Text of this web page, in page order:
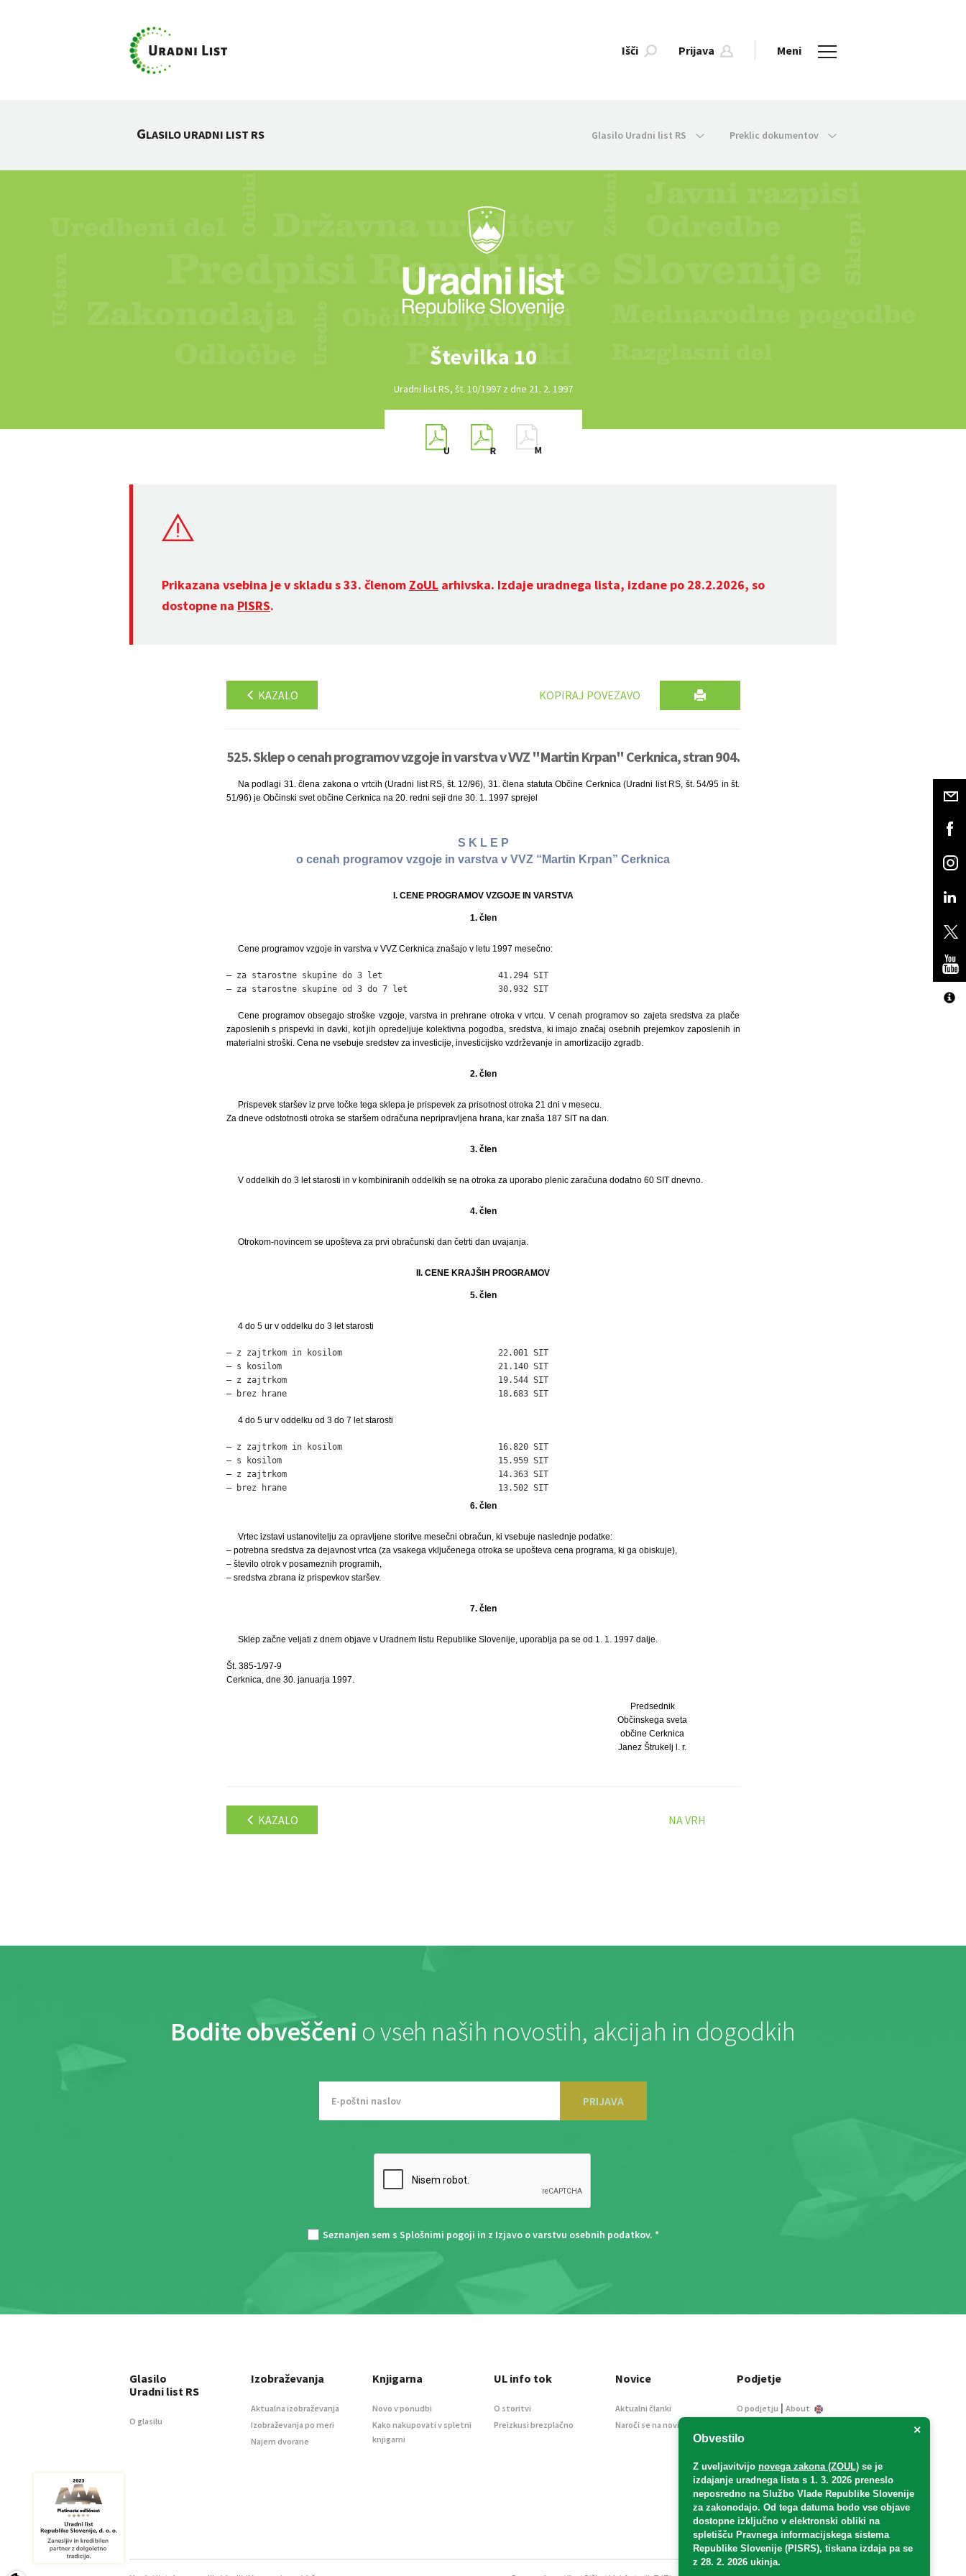
Išči Prijava Meni
GLASILO URADNI LIST RS Glasilo Uradni list RS Preklic dokumentov
Številka 10
Uradni list RS, št. 10/1997 z dne 21. 2. 1997
Prikazana vsebina je v skladu s 33. členom ZoUL arhivska. Izdaje uradnega lista, izdane po 28.2.2026, so
dostopne na PISRS.
KAZALO KOPIRAJ POVEZAVO
525. Sklep o cenah programov vzgoje in varstva v VVZ "Martin Krpan" Cerknica, stran 904.
Na podlagi 31. člena zakona o vrtcih (Uradni list RS, št. 12/96), 31. člena statuta Občine Cerknica (Uradni list RS, št. 54/95 in št.
51/96) je Občinski svet občine Cerknica na 20. redni seji dne 30. 1. 1997 sprejel
S K L E P
o cenah programov vzgoje in varstva v VVZ “Martin Krpan” Cerknica
I. CENE PROGRAMOV VZGOJE IN VARSTVA
1. člen
Cene programov vzgoje in varstva v VVZ Cerknica znašajo v letu 1997 mesečno:
– za starostne skupine do 3 let                       41.294 SIT
– za starostne skupine od 3 do 7 let                  30.932 SIT
Cene programov obsegajo stroške vzgoje, varstva in prehrane otroka v vrtcu. V cenah programov so zajeta sredstva za plače
zaposlenih s prispevki in davki, kot jih opredeljuje kolektivna pogodba, sredstva, ki imajo značaj osebnih prejemkov zaposlenih in
materialni stroški. Cena ne vsebuje sredstev za investicije, investicijsko vzdrževanje in amortizacijo zgradb.
2. člen
Prispevek staršev iz prve točke tega sklepa je prispevek za prisotnost otroka 21 dni v mesecu.
Za dneve odstotnosti otroka se staršem odračuna nepripravljena hrana, kar znaša 187 SIT na dan.
3. člen
V oddelkih do 3 let starosti in v kombiniranih oddelkih se na otroka za uporabo plenic zaračuna dodatno 60 SIT dnevno.
4. člen
Otrokom-novincem se upošteva za prvi obračunski dan četrti dan uvajanja.
II. CENE KRAJŠIH PROGRAMOV
5. člen
4 do 5 ur v oddelku do 3 let starosti
– z zajtrkom in kosilom                               22.001 SIT
– s kosilom                                           21.140 SIT
– z zajtrkom                                          19.544 SIT
– brez hrane                                          18.683 SIT
4 do 5 ur v oddelku od 3 do 7 let starosti
– z zajtrkom in kosilom                               16.820 SIT
– s kosilom                                           15.959 SIT
– z zajtrkom                                          14.363 SIT
– brez hrane                                          13.502 SIT
6. člen
Vrtec izstavi ustanovitelju za opravljene storitve mesečni obračun, ki vsebuje naslednje podatke:
– potrebna sredstva za dejavnost vrtca (za vsakega vključenega otroka se upošteva cena programa, ki ga obiskuje),
– število otrok v posameznih programih,
– sredstva zbrana iz prispevkov staršev.
7. člen
Sklep začne veljati z dnem objave v Uradnem listu Republike Slovenije, uporablja pa se od 1. 1. 1997 dalje.
Št. 385-1/97-9
Cerknica, dne 30. januarja 1997.
Predsednik
Občinskega sveta
občine Cerknica
Janez Štrukelj l. r.
KAZALO NA VRH
Bodite obveščeni o vseh naših novostih, akcijah in dogodkih
PRIJAVA
Seznanjen sem s Splošnimi pogoji in z Izjavo o varstvu osebnih podatkov. *
×
Obvestilo
Z uveljavitvijo novega zakona (ZOUL) se je
izdajanje uradnega lista s 1. 3. 2026 preneslo
neposredno na Službo Vlade Republike Slovenije
za zakonodajo. Od tega datuma bodo vse objave
dostopne izključno v elektronski obliki na
spletišču Pravnega informacijskega sistema
Republike Slovenije (PISRS), tiskana izdaja pa se
z 28. 2. 2026 ukinja.
Glasilo
Uradni list RS
O glasilu
Izobraževanja
Aktualna izobraževanja
Izobraževanja po meri
Najem dvorane
Knjigarna
Novo v ponudbi
Kako nakupovati v spletni
knjigarni
UL info tok
O storitvi
Preizkusi brezplačno
Novice
Aktualni članki
Naroči se na novice
Podjetje
O podjetju | About
Informacije javnega
Oglaševanje
Splošni pogoji
Izjava o varstvu osebnih
podatkov
E-dražbe